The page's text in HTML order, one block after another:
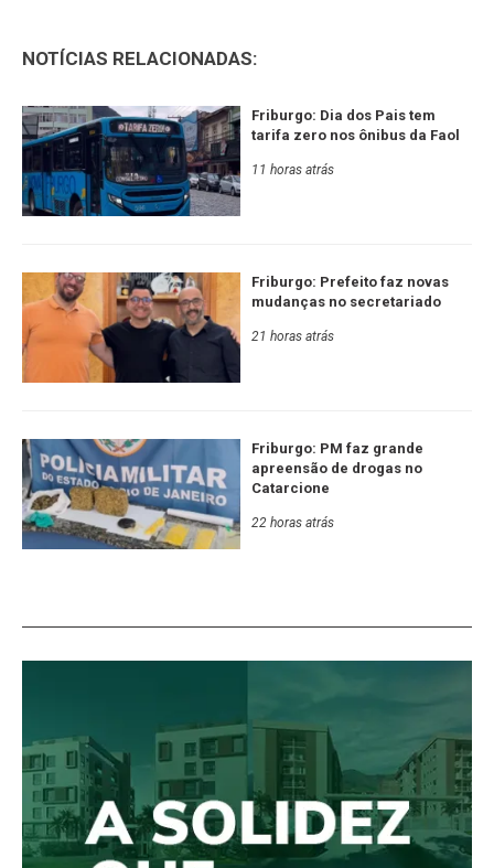
NOTÍCIAS RELACIONADAS:
Friburgo: Dia dos Pais tem
tarifa zero nos ônibus da Faol
11 horas atrás
Friburgo: Prefeito faz novas
mudanças no secretariado
21 horas atrás
Friburgo: PM faz grande
apreensão de drogas no
Catarcione
22 horas atrás